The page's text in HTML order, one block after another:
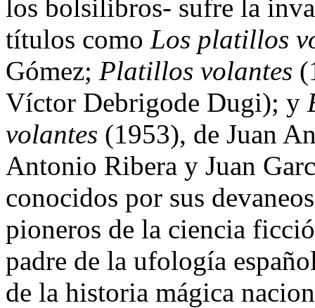
los bolsilibros- sufre la
títulos como Los platillos
Gómez; Platillos volantes
Víctor Debrigode Dugi); y
volantes (1953), de Juan
Antonio Ribera y Juan
conocidos por sus
pioneros de la ciencia
padre de la ufología
de la historia mágica